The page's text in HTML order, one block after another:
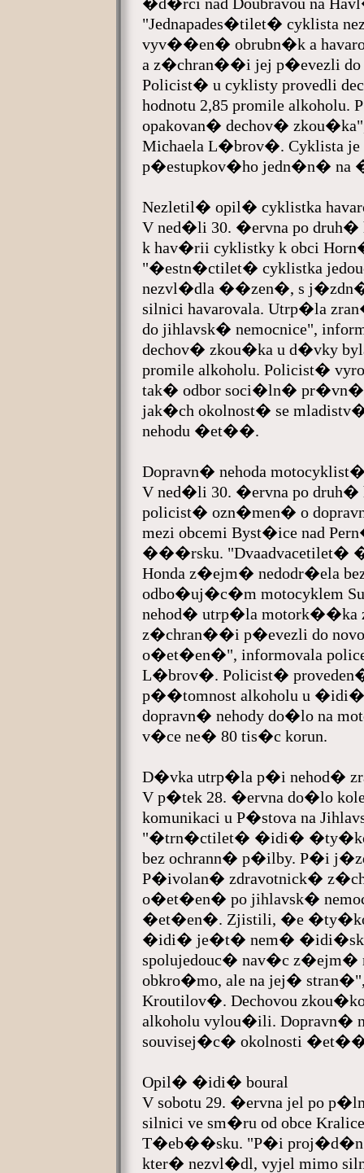
"Jednapades�tilet� cyklista
vyv��en� obrubn�k a
a z�chran��i jej p�evezli do
Policist� u cyklisty provedli
hodnotu 2,85 promile
opakovan� dechov�
Michaela L�brov�. Cyklista
p�estupkov�ho jedn�n� na
Nezletil� opil� cyklistka
V ned�li 30. �ervna po
k hav�rii cyklistky k obci
"�estn�ctilet� cyklistka
nezvl�dla ��zen�, s
silnici havarovala. Utrp�la
do jihlavsk� nemocnice",
dechov� zkou�ka u d�vky
promile alkoholu. Policist�
tak� odbor soci�ln�
jak�ch okolnost� se
nehodu �et��.
Dopravn� nehoda
V ned�li 30. �ervna po
policist� ozn�men� o
mezi obcemi Byst�ice nad
���rsku. "Dvaadvacetilet�
Honda z�ejm� nedodr�ela
odbo�uj�c�m motocyklem
nehod� utrp�la motork��ka
z�chran��i p�evezli do
o�et�en�", informovala
L�brov�. Policist�
p��tomnost alkoholu u
dopravn� nehody do�lo na
v�ce ne� 80 tis�c korun.
D�vka utrp�la p�i nehod�
V p�tek 28. �ervna do�lo
komunikaci u P�stova na
"�trn�ctilet� �idi�
bez ochrann� p�ilby. P�i
P�ivolan� zdravotnick�
o�et�en� po jihlavsk�
�et�en�. Zjistili, �e
�idi� je�t� nem�
spolujedouc� nav�c z�ejm�
obkro�mo, ale na jej�
Kroutilov�. Dechovou
alkoholu vylou�ili. Dopravn�
souvisej�c� okolnosti
Opil� �idi� boural
V sobotu 29. �ervna jel po
silnici ve sm�ru od obce Kralice
T�eb��sku. "P�i
kter� nezvl�dl, vyjel mimo